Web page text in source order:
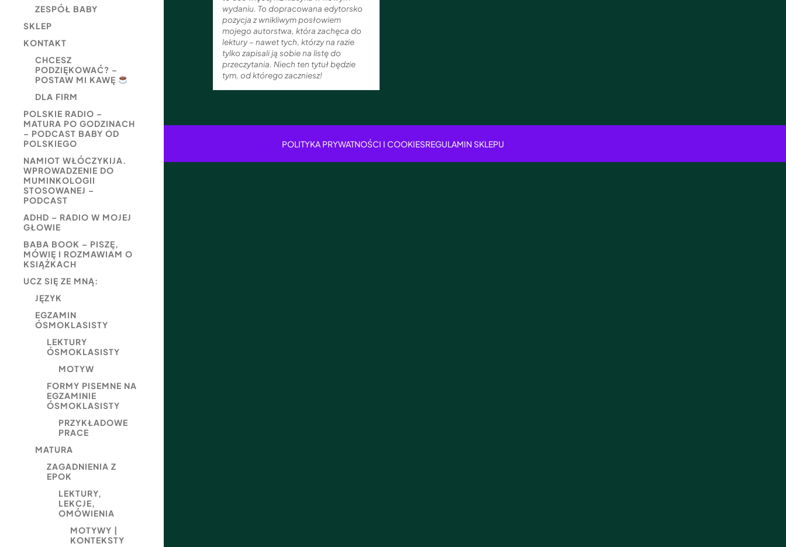
ZESPÓŁ BABY
SKLEP
KONTAKT
CHCESZ
PODZIĘKOWAĆ? –
POSTAW MI KAWĘ
DLA FIRM
POLSKIE RADIO –
MATURA PO GODZINACH
– PODCAST BABY OD
POLSKIEGO
NAMIOT WŁÓCZYKIJA.
WPROWADZENIE DO
MUMINKOLOGII
STOSOWANEJ –
PODCAST
ADHD – RADIO W MOJEJ
GŁOWIE
BABA BOOK – PISZĘ,
MÓWIĘ I ROZMAWIAM O
KSIĄŻKACH
UCZ SIĘ ZE MNĄ:
JĘZYK
EGZAMIN
ÓSMOKLASISTY
LEKTURY
ÓSMOKLASISTY
MOTYW
FORMY PISEMNE NA
EGZAMINIE
ÓSMOKLASISTY
PRZYKŁADOWE
PRACE
MATURA
ZAGADNIENIA Z
EPOK
LEKTURY,
LEKCJE,
OMÓWIENIA
MOTYWY |
KONTEKSTY
wydaniu. To dopracowana edytorsko
pozycja z wnikliwym posłowiem
mojego autorstwa, która zachęca do
lektury – nawet tych, którzy na razie
tylko zapisali ją sobie na listę do
przeczytania. Niech ten tytuł będzie
tym, od którego zaczniesz!
POLITYKA PRYWATNOŚCI I COOKIESREGULAMIN SKLEPU